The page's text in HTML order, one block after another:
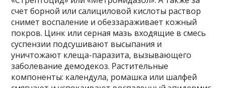
счет борной или салициловой кислоты раствор
снимет воспаление и обеззараживает кожный
покров. Цинк или серная мазь входящие в смесь
суспензии подсушивают высыпания и
уничтожают клеща-паразита, вызывающего
заболевание демодекоз. Растительные
компоненты: календула, ромашка или шалфей